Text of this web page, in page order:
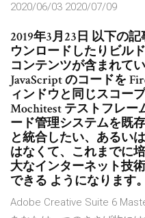
2020/06/03 2020/07/09
2019年3月23日 以下の
ウンロードしたりビル
コンテンツが含まれて
JavaScript のコードを
ィンドウと同じスコー
Mochitest テストフレー
ード管理システムを既
と統合したい、あるい
はなくて、これまでに
大なインターネット技
できる ようになります。
Adobe Creative Suite 6